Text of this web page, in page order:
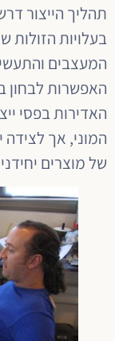
תהליך הייצור
בעלויות הזולות
המעצבים
האפשרות לבחון
האדירות בפסי
המוני, אך לצידה
של מוצרים